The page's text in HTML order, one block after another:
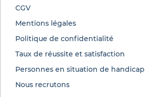
CGV
Mentions légales
Politique de confidentialité
Taux de réussite et satisfaction
Personnes en situation de handicap
Nous recrutons